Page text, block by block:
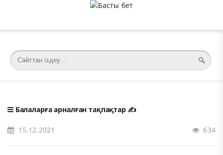
Балаларға арналған тақпақтар✍️
15.12.2021 634